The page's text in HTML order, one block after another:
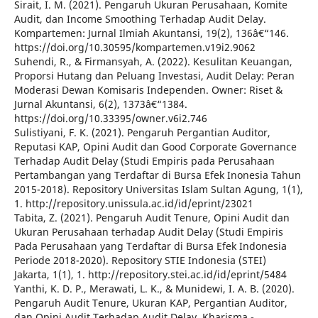
Sirait, I. M. (2021). Pengaruh Ukuran Perusahaan, Komite
Audit, dan Income Smoothing Terhadap Audit Delay.
Kompartemen: Jurnal Ilmiah Akuntansi, 19(2), 136â€“146.
https://doi.org/10.30595/kompartemen.v19i2.9062
Suhendi, R., & Firmansyah, A. (2022). Kesulitan Keuangan,
Proporsi Hutang dan Peluang Investasi, Audit Delay: Peran
Moderasi Dewan Komisaris Independen. Owner: Riset &
Jurnal Akuntansi, 6(2), 1373â€“1384.
https://doi.org/10.33395/owner.v6i2.746
Sulistiyani, F. K. (2021). Pengaruh Pergantian Auditor,
Reputasi KAP, Opini Audit dan Good Corporate Governance
Terhadap Audit Delay (Studi Empiris pada Perusahaan
Pertambangan yang Terdaftar di Bursa Efek Inonesia Tahun
2015-2018). Repository Universitas Islam Sultan Agung, 1(1),
1. http://repository.unissula.ac.id/id/eprint/23021
Tabita, Z. (2021). Pengaruh Audit Tenure, Opini Audit dan
Ukuran Perusahaan terhadap Audit Delay (Studi Empiris
Pada Perusahaan yang Terdaftar di Bursa Efek Indonesia
Periode 2018-2020). Repository STIE Indonesia (STEI)
Jakarta, 1(1), 1. http://repository.stei.ac.id/id/eprint/5484
Yanthi, K. D. P., Merawati, L. K., & Munidewi, I. A. B. (2020).
Pengaruh Audit Tenure, Ukuran KAP, Pergantian Auditor,